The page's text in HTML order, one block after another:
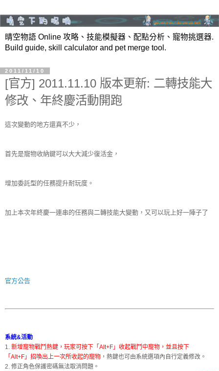
晴空物語 Online 攻略、技能模擬器、配點分析、寵物挑選器.
Build guide, skill calculator and pet merge tool.
2011/11/10
[官方] 2011.11.10 版本更新: 二轉技能大
修改、年終慶活動開跑
這次變動的地方還真不少，
首先是寵物收納鍵可以大大減少復活金，
增加委託型的任務提升耐玩度。
加上本次年終慶一連串的任務與二轉技能大變動，又可以玩上好一陣子了
官方公告
系統&活動
1. 新增寵物戰鬥熱鍵，玩家可按下「Alt+F」收起戰鬥中寵物，並且按下
「Alt+F」招喚出上一次所收起的寵物 ，熱鍵也可由系統選項內自行定義修改。
2. 修正角色保護密碼無法取消問題。